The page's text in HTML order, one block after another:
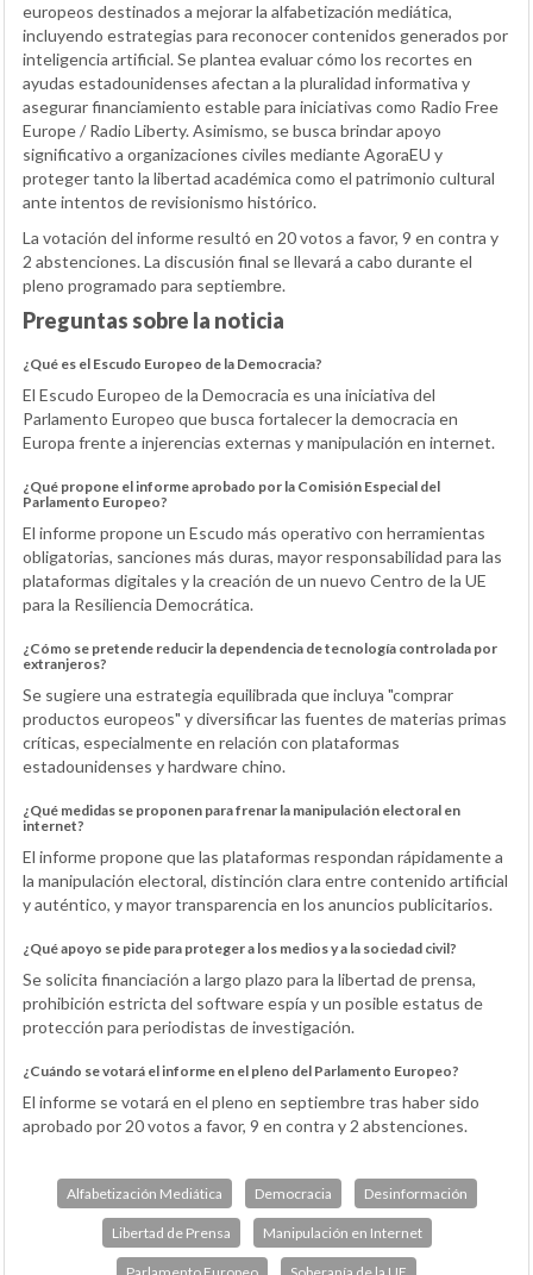
europeos destinados a mejorar la alfabetización mediática,
incluyendo estrategias para reconocer contenidos generados por
inteligencia artificial. Se plantea evaluar cómo los recortes en
ayudas estadounidenses afectan a la pluralidad informativa y
asegurar financiamiento estable para iniciativas como Radio Free
Europe / Radio Liberty. Asimismo, se busca brindar apoyo
significativo a organizaciones civiles mediante AgoraEU y
proteger tanto la libertad académica como el patrimonio cultural
ante intentos de revisionismo histórico.
La votación del informe resultó en 20 votos a favor, 9 en contra y
2 abstenciones. La discusión final se llevará a cabo durante el
pleno programado para septiembre.
Preguntas sobre la noticia
¿Qué es el Escudo Europeo de la Democracia?
El Escudo Europeo de la Democracia es una iniciativa del
Parlamento Europeo que busca fortalecer la democracia en
Europa frente a injerencias externas y manipulación en internet.
¿Qué propone el informe aprobado por la Comisión Especial del
Parlamento Europeo?
El informe propone un Escudo más operativo con herramientas
obligatorias, sanciones más duras, mayor responsabilidad para las
plataformas digitales y la creación de un nuevo Centro de la UE
para la Resiliencia Democrática.
¿Cómo se pretende reducir la dependencia de tecnología controlada por
extranjeros?
Se sugiere una estrategia equilibrada que incluya "comprar
productos europeos" y diversificar las fuentes de materias primas
críticas, especialmente en relación con plataformas
estadounidenses y hardware chino.
¿Qué medidas se proponen para frenar la manipulación electoral en
internet?
El informe propone que las plataformas respondan rápidamente a
la manipulación electoral, distinción clara entre contenido artificial
y auténtico, y mayor transparencia en los anuncios publicitarios.
¿Qué apoyo se pide para proteger a los medios y a la sociedad civil?
Se solicita financiación a largo plazo para la libertad de prensa,
prohibición estricta del software espía y un posible estatus de
protección para periodistas de investigación.
¿Cuándo se votará el informe en el pleno del Parlamento Europeo?
El informe se votará en el pleno en septiembre tras haber sido
aprobado por 20 votos a favor, 9 en contra y 2 abstenciones.
Alfabetización Mediática Democracia Desinformación
Libertad de Prensa Manipulación en Internet